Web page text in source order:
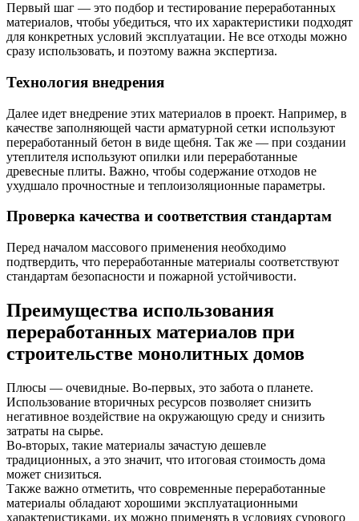
Первый шаг — это подбор и тестирование переработанных
материалов, чтобы убедиться, что их характеристики подходят
для конкретных условий эксплуатации. Не все отходы можно
сразу использовать, и поэтому важна экспертиза.
Технология внедрения
Далее идет внедрение этих материалов в проект. Например, в
качестве заполняющей части арматурной сетки используют
переработанный бетон в виде щебня. Так же — при создании
утеплителя используют опилки или переработанные
древесные плиты. Важно, чтобы содержание отходов не
ухудшало прочностные и теплоизоляционные параметры.
Проверка качества и соответствия стандартам
Перед началом массового применения необходимо
подтвердить, что переработанные материалы соответствуют
стандартам безопасности и пожарной устойчивости.
Преимущества использования
переработанных материалов при
строительстве монолитных домов
Плюсы — очевидные. Во-первых, это забота о планете.
Использование вторичных ресурсов позволяет снизить
негативное воздействие на окружающую среду и снизить
затраты на сырье.
Во-вторых, такие материалы зачастую дешевле
традиционных, а это значит, что итоговая стоимость дома
может снизиться.
Также важно отметить, что современные переработанные
материалы обладают хорошими эксплуатационными
характеристиками, их можно применять в условиях сурового